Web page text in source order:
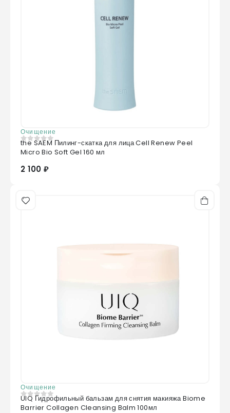
Очищение
0 из 5
the SAEM Пилинг-скатка для лица Cell Renew Peel
Micro Bio Soft Gel 160 мл
2 100 ₽
Очищение
0из 5
UIQ Гидрофильный бальзам для снятия макияжа Biome
Barrier Collagen Cleansing Balm 100мл